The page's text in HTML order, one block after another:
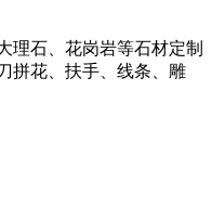
理石、花岗岩等石材定制
拼花、扶手、线条、雕